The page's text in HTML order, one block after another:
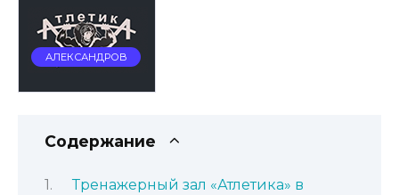
АЛЕКСАНДРОВ
Содержание
Тренажерный зал «Атлетика» в